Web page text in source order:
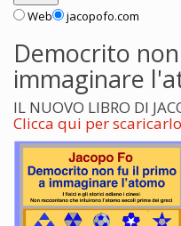
Web jacopofo.com
Democrito
immaginare
IL NUOVO LIBRO DI
Clicca qui per